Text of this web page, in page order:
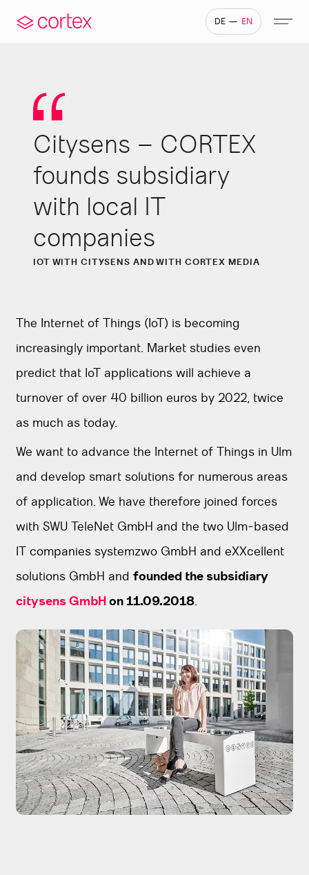
DE — EN
Citysens – CORTEX
founds subsidiary
with local IT
companies
IOT WITH CITYSENS AND WITH CORTEX MEDIA
The Internet of Things (IoT) is becoming
increasingly important. Market studies even
predict that IoT applications will achieve a
turnover of over 40 billion euros by 2022, twice
as much as today.
We want to advance the Internet of Things in Ulm
and develop smart solutions for numerous areas
of application. We have therefore joined forces
with SWU TeleNet GmbH and the two Ulm-based
IT companies systemzwo GmbH and eXXcellent
solutions GmbH and founded the subsidiary
citysens GmbH on 11.09.2018.